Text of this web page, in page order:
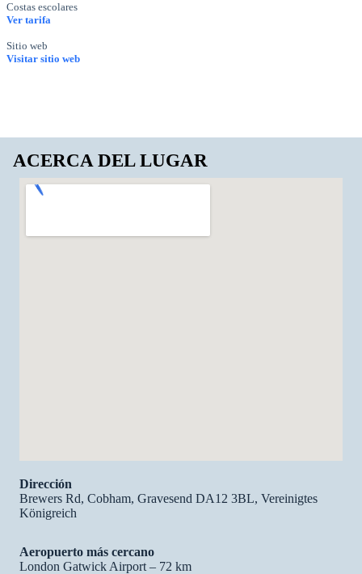
Costas escolares
Ver tarifa
Sitio web
Visitar sitio web
ACERCA DEL LUGAR
Dirección
Brewers Rd, Cobham, Gravesend DA12 3BL, Vereinigtes
Königreich
Aeropuerto más cercano
London Gatwick Airport – 72 km